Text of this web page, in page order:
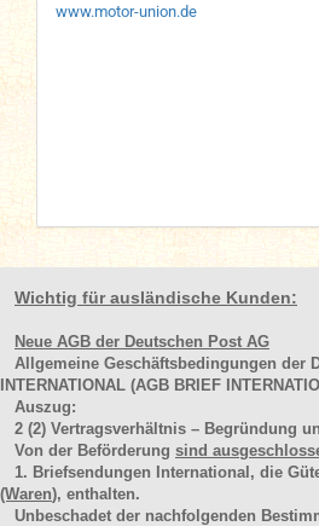
www.motor-union.de
Wichtig für ausländische Kunden:
Neue AGB der Deutschen Post AG
Allgemeine Geschäftsbedingungen der
INTERNATIONAL (AGB BRIEF
Auszug:
2 (2) Vertragsverhältnis – Begründung
Von der Beförderung sind
1. Briefsendungen International, die
(Waren), enthalten.
Unbeschadet der nachfolgenden